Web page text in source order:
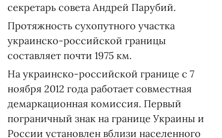
секретарь совета Андрей Парубий.
Протяжность сухопутного участка
украинско-российской границы
составляет почти 1975 км.
На украинско-российской границе с 7
ноября 2012 года работает совместная
демаркационная комиссия. Первый
пограничный знак на границе Украины и
России установлен вблизи населенного